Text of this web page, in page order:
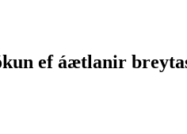
ef áætlanir